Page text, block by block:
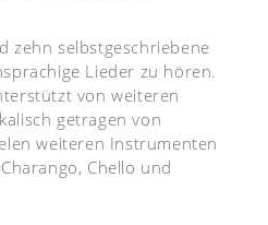
zehn selbstgeschriebene
Lieder zu hören.
von weiteren
getragen von
weiteren Instrumenten
Chello und